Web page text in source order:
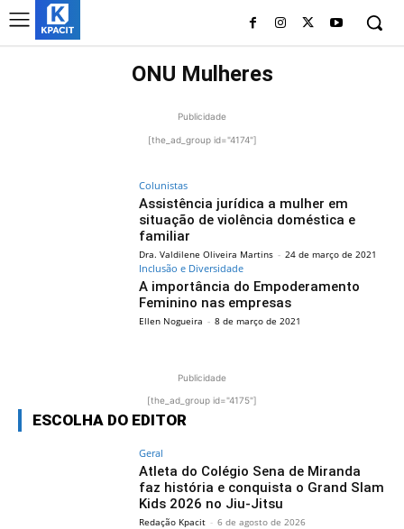
ONU Mulheres
Publicidade
[the_ad_group id="4174"]
Colunistas
Assistência jurídica a mulher em
situação de violência doméstica e
familiar
Dra. Valdilene Oliveira Martins - 24 de março de 2021
Inclusão e Diversidade
A importância do Empoderamento
Feminino nas empresas
Ellen Nogueira - 8 de março de 2021
Publicidade
[the_ad_group id="4175"]
ESCOLHA DO EDITOR
Geral
Atleta do Colégio Sena de Miranda
faz história e conquista o Grand Slam
Kids 2026 no Jiu-Jitsu
Redação Kpacit - 6 de agosto de 2026